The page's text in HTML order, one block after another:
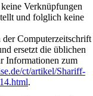
Verknüpfungen
und folglich keine
Computerzeitschrift
ersetzt die üblichen
Informationen zum
ct/artikel/Shariff-
.